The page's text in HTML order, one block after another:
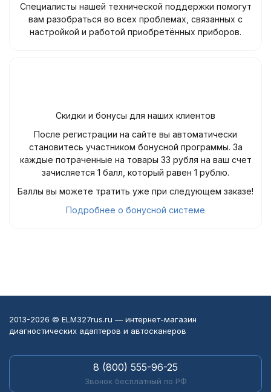
Специалисты нашей технической поддержки помогут
вам разобраться во всех проблемах, связанных с
настройкой и работой приобретённых приборов.
Скидки и бонусы для наших клиентов
После регистрации на сайте вы автоматически
становитесь участником бонусной программы. За
каждые потраченные на товары 33 рубля на ваш счет
зачисляется 1 балл, который равен 1 рублю.
Баллы вы можете тратить уже при следующем заказе!
Подробнее о бонусной системе
2013-2026 © ELM327rus.ru — интернет-магазин
диагностических адаптеров и автосканеров
8 (800) 555-96-25
Звонок бесплатный по РФ